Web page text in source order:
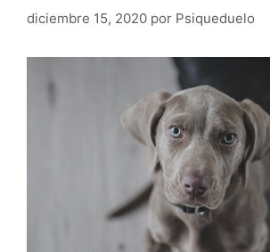
diciembre 15, 2020 por Psiqueduelo